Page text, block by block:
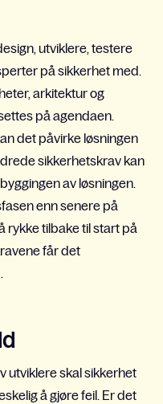
utviklere, testere
på sikkerhet med.
arkitektur og
på agendaen.
det påvirke løsningen
sikkerhetskrav kan
av løsningen.
enn senere på
rykke tilbake til start på
får det
utviklere skal sikkerhet
å gjøre feil. Er det